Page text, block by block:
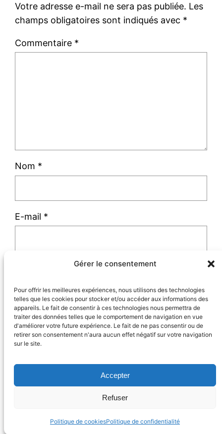
Gérer le consentement
Pour offrir les meilleures expériences, nous utilisons des technologies
telles que les cookies pour stocker et/ou accéder aux informations des
appareils. Le fait de consentir à ces technologies nous permettra de
traiter des données telles que le comportement de navigation en vue
d'améliorer votre future expérience. Le fait de ne pas consentir ou de
retirer son consentement n'aura aucun effet négatif sur votre navigation
sur le site.
Accepter
Refuser
Politique de cookiesPolitique de confidentialité
Votre adresse e-mail ne sera pas publiée. Les
champs obligatoires sont indiqués avec *
Commentaire *
Nom *
E-mail *
Partons à la campagne !
Hébergé par OVH